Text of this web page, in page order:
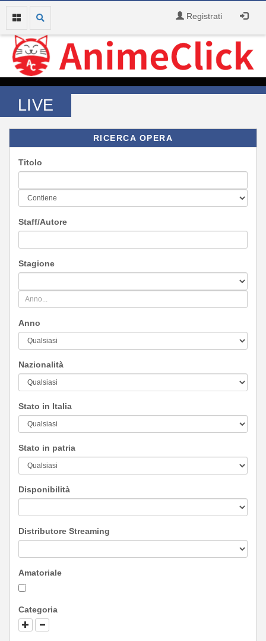
Registrati
LIVE
RICERCA OPERA
Titolo
Staff/Autore
Stagione
Anno
Nazionalità
Stato in Italia
Stato in patria
Disponibilità
Distributore Streaming
Amatoriale
Categoria